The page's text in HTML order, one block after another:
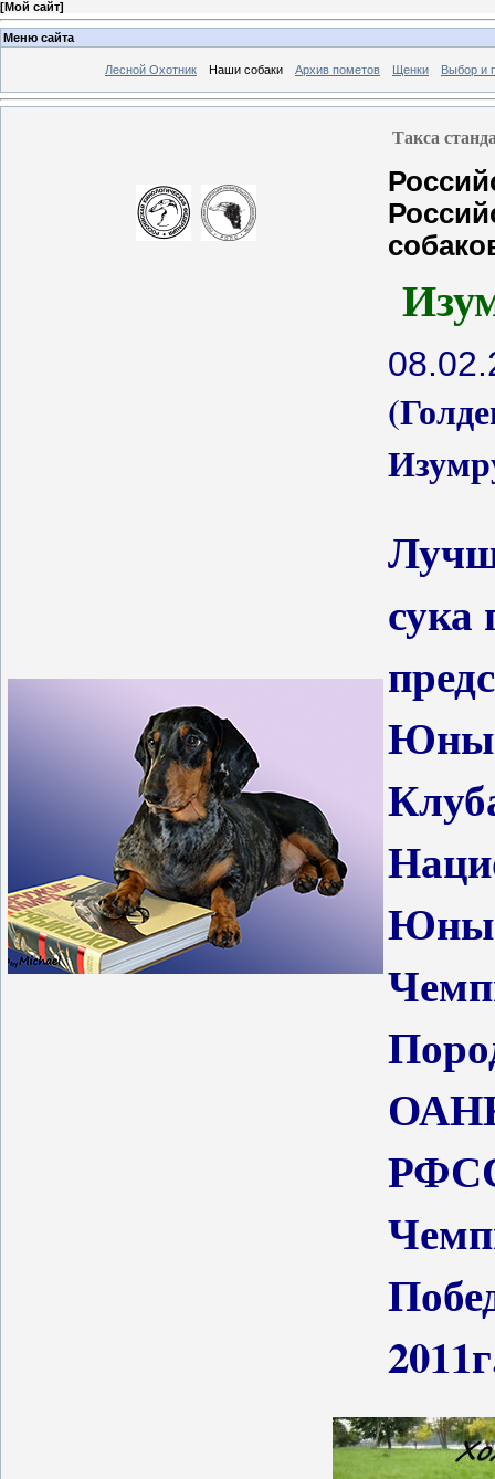
[Мой сайт]
Меню сайта
Лесной Охотник Наши собаки Архив пометов Щенки Выбор и
Такса